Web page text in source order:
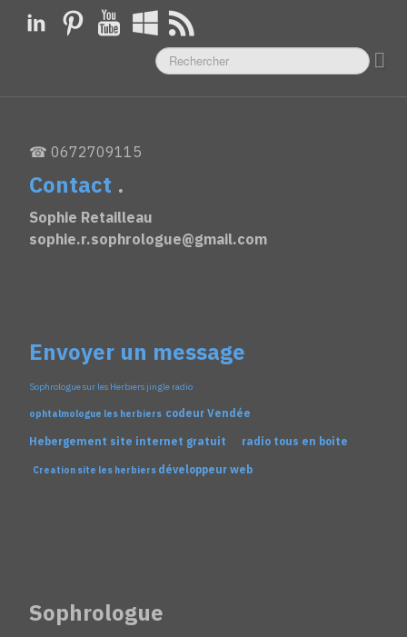
☎ 0672709115
Contact .
Sophie Retailleau
sophie.r.sophrologue@gmail.com
Envoyer un message
Sophrologue sur les Herbiers jingle radio
ophtalmologue les herbiers codeur Vendée
Hebergement site internet gratuit radio tous en boite
Creation site les herbiers développeur web
Sophrologue